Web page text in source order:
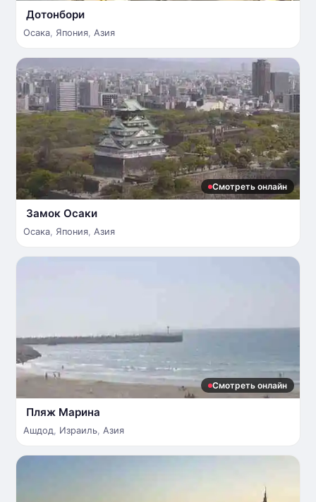
Дотонбори
Осака, Япония, Азия
Смотреть онлайн
Замок Осаки
Осака, Япония, Азия
Смотреть онлайн
Пляж Марина
Ашдод, Израиль, Азия